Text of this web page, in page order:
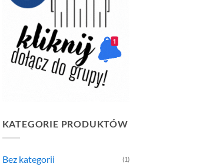
KATEGORIE PRODUKTÓW
Bez kategorii (1)